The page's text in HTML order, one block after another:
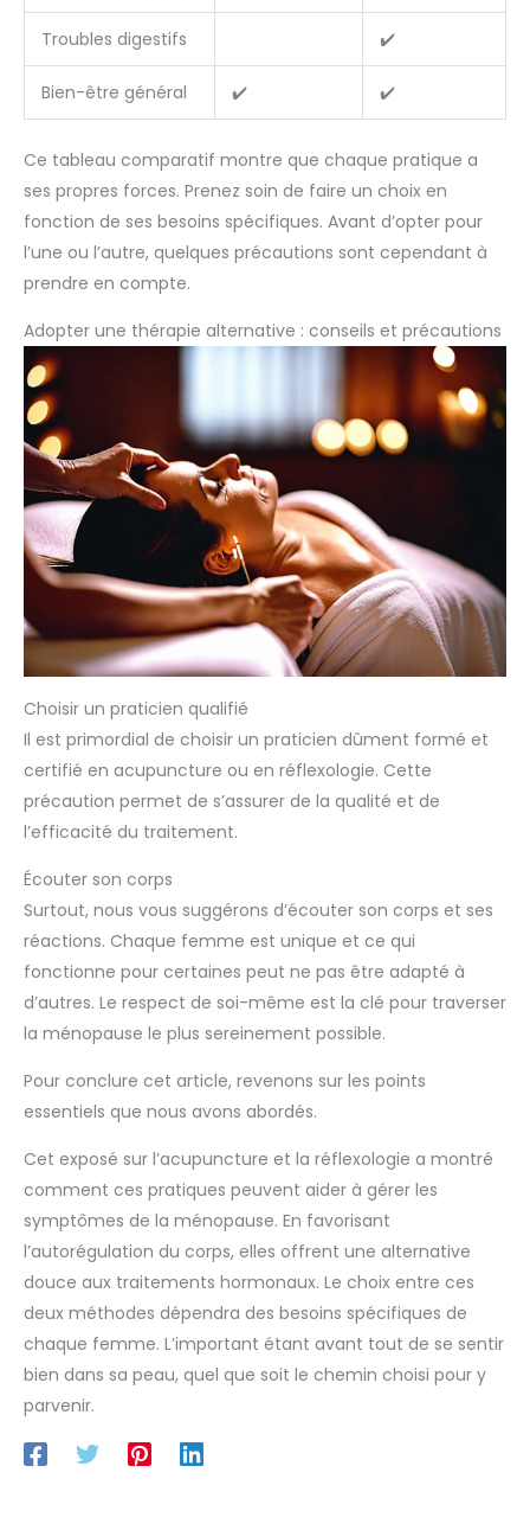
Troubles digestifs ✔️
Bien-être général ✔️ ✔️
Ce tableau comparatif montre que chaque pratique a
ses propres forces. Prenez soin de faire un choix en
fonction de ses besoins spécifiques. Avant d’opter pour
l’une ou l’autre, quelques précautions sont cependant à
prendre en compte.
Adopter une thérapie alternative : conseils et précautions
Choisir un praticien qualifié
Il est primordial de choisir un praticien dûment formé et
certifié en acupuncture ou en réflexologie. Cette
précaution permet de s’assurer de la qualité et de
l’efficacité du traitement.
Écouter son corps
Surtout, nous vous suggérons d’écouter son corps et ses
réactions. Chaque femme est unique et ce qui
fonctionne pour certaines peut ne pas être adapté à
d’autres. Le respect de soi-même est la clé pour traverser
la ménopause le plus sereinement possible.
Pour conclure cet article, revenons sur les points
essentiels que nous avons abordés.
Cet exposé sur l’acupuncture et la réflexologie a montré
comment ces pratiques peuvent aider à gérer les
symptômes de la ménopause. En favorisant
l’autorégulation du corps, elles offrent une alternative
douce aux traitements hormonaux. Le choix entre ces
deux méthodes dépendra des besoins spécifiques de
chaque femme. L’important étant avant tout de se sentir
bien dans sa peau, quel que soit le chemin choisi pour y
parvenir.